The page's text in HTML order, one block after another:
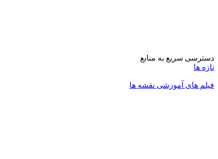
دسترسی سریع به منابع
تازه ها
فیلم های آموزشی نقشه ها